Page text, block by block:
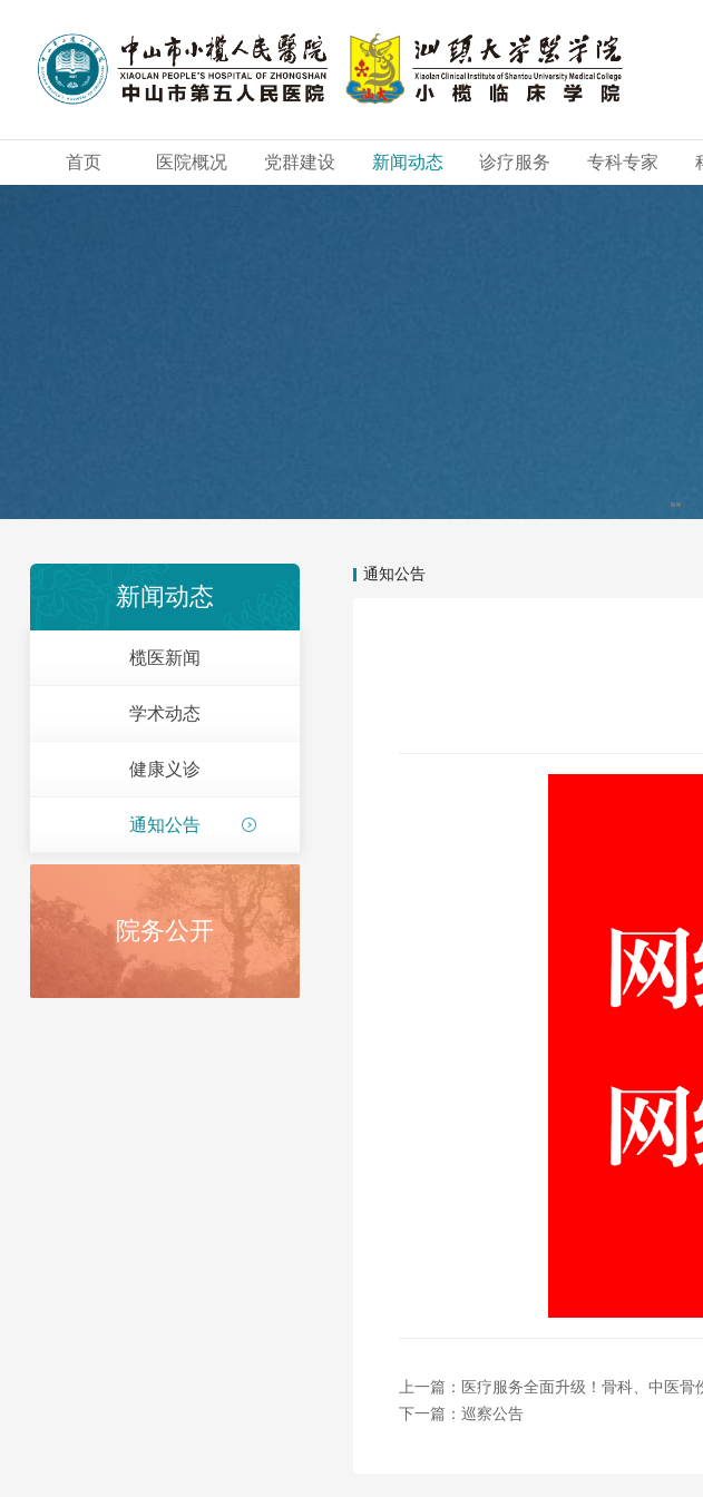
首页 医院概况 党群建设 新闻动态 诊疗服务 专科专家
新闻动态
榄医新闻
学术动态
健康义诊
通知公告
院务公开
通知公告
上一篇：医疗服务全面升级！骨科、中医骨
下一篇：巡察公告